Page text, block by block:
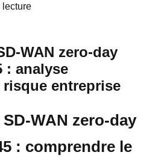
lecture
WAN zero-day
: analyse
entreprise
WAN zero-day
: comprendre le